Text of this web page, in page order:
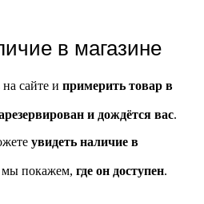
в магазине
сайте и примерить товар в
и дождётся вас.
увидеть наличие в
мы покажем, где он доступен.